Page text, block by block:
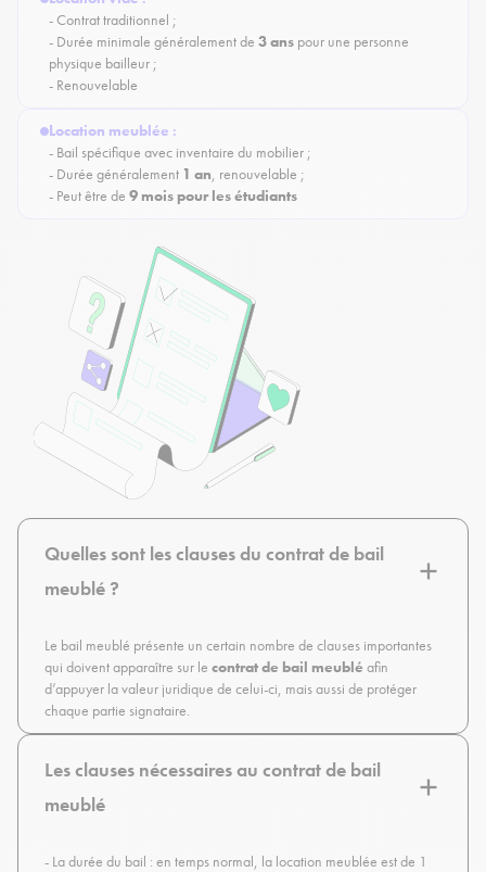
- Contrat traditionnel ;
- Durée minimale généralement de 3 ans pour une personne
physique bailleur ;
- Renouvelable
Location meublée :
- Bail spécifique avec inventaire du mobilier ;
- Durée généralement 1 an, renouvelable ;
- Peut être de 9 mois pour les étudiants
Quelles sont les clauses du contrat de bail
meublé ?
Le bail meublé présente un certain nombre de clauses importantes
qui doivent apparaître sur le contrat de bail meublé afin
d’appuyer la valeur juridique de celui-ci, mais aussi de protéger
chaque partie signataire.
Les clauses nécessaires au contrat de bail
meublé
- La durée du bail : en temps normal, la location meublée est de 1